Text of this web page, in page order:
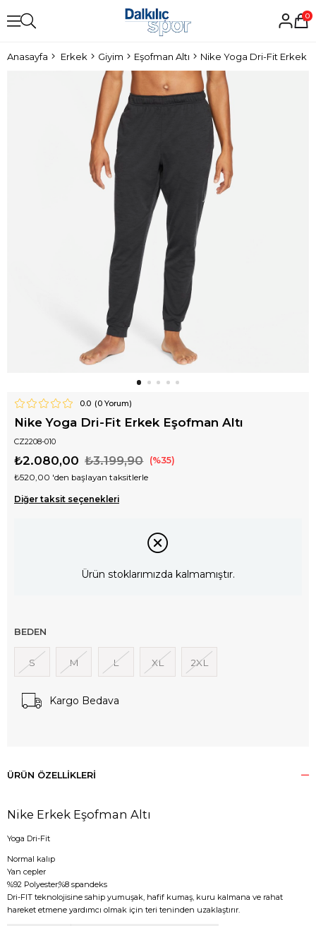
0
Anasayfa Erkek Giyim Eşofman Altı Nike Yoga Dri-Fit Erkek
0.0 (0Yorum)
Nike Yoga Dri-Fit Erkek Eşofman Altı
CZ2208-010
₺3.199,90
₺2.080,00 35
₺520,00 'den başlayan taksitlerle
Diğer taksit seçenekleri
Ürün stoklarımızda kalmamıştır.
BEDEN
S M L XL 2XL
Kargo Bedava
ÜRÜN ÖZELLIKLERI
Nike Erkek Eşofman Altı
Yoga Dri-Fit
Normal kalıp
Yan cepler
%92 Polyester,%8 spandeks
Dri-FIT teknolojisine sahip yumuşak, hafif kumaş, kuru kalmana ve rahat
hareket etmene yardımcı olmak için teri teninden uzaklaştırır.